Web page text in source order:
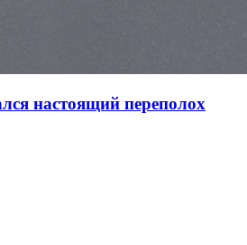
настоящий переполох